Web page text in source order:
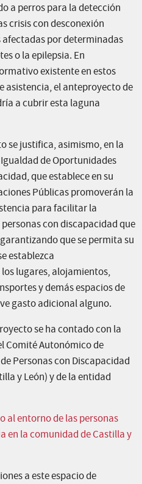
a perros para la detección
crisis con desconexión
afectadas por determinadas
o la epilepsia. En
existente en estos
asistencia, el anteproyecto de
a cubrir esta laguna
se justifica, asimismo, en la
Igualdad de Oportunidades
que establece en su
Públicas promoverán la
para facilitar la
con discapacidad que
que se permita su
establezca
lugares, alojamientos,
y demás espacios de
gasto adicional alguno.
se ha contado con la
Comité Autonómico de
Personas con Discapacidad
y León) y de la entidad
al entorno de las personas
en la comunidad de Castilla y
a este espacio de